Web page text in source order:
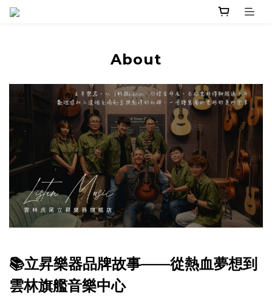
About
📚立昇樂器品牌故事——從熱血夢想到
雲林旗艦音樂中心